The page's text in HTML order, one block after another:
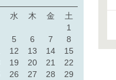
水 木 金
土
1
5 6 7
8
12 13 14
15
19 20 21
22
26 27 28
29